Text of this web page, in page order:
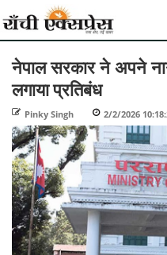
नेपाल सरकार ने अपने
लगाया प्रतिबंध
Pinky Singh 2/2/2026